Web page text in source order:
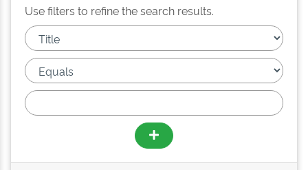
Use filters to refine the search results.